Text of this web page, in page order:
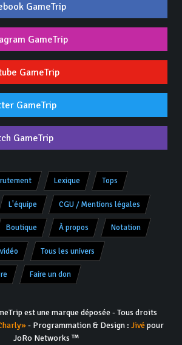
GameTrip
GameTrip
GameTrip
GameTrip
GameTrip
Lexique Tops
L'équipe CGU / Mentions légales
Boutique À propos Notation
Tous les univers
Faire un don
est une marque déposée - Tous droits
- Programmation & Design : Jivépour
JoRo Networks ™